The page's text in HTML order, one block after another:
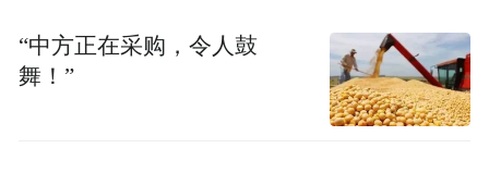
术。
应对秋收难题时，菏泽展现出强大的统筹协
“中方正在采购，令人鼓
舞！”